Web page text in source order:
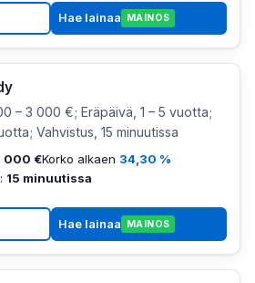
Hae lainaa MAINOS
– 3 000 €; Eräpäivä, 1 – 5 vuotta;
Vahvistus, 15 minuutissa
000 €Korko alkaen 34,30 %
15 minuutissa
Hae lainaa MAINOS